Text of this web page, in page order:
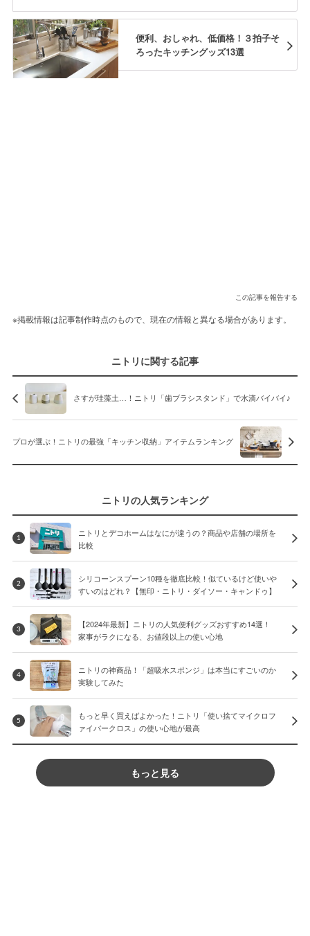
便利、おしゃれ、低価格！３拍子そ
ろったキッチングッズ13選
この記事を報告する
※掲載情報は記事制作時点のもので、現在の情報と異なる場合があります。
ニトリに関する記事
さすが珪藻土…！ニトリ「歯ブラシスタンド」で水滴バイバイ♪
プロが選ぶ！ニトリの最強「キッチン収納」アイテムランキング
ニトリの人気ランキング
1
ニトリとデコホームはなにが違うの？商品や店舗の場所を
比較
2
シリコーンスプーン10種を徹底比較！似ているけど使いや
すいのはどれ？【無印・ニトリ・ダイソー・キャンドゥ】
3
【2024年最新】ニトリの人気便利グッズおすすめ14選！
家事がラクになる、お値段以上の使い心地
4
ニトリの神商品！「超吸水スポンジ」は本当にすごいのか
実験してみた
5
もっと早く買えばよかった！ニトリ「使い捨てマイクロフ
ァイバークロス」の使い心地が最高
もっと見る